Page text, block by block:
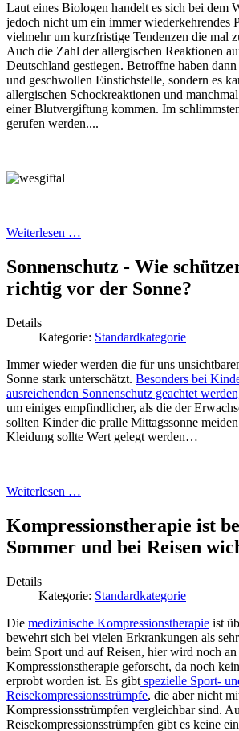
Laut eines Biologen handelt es sich bei dem
jedoch nicht um ein immer wiederkehrendes
vielmehr um kurzfristige Tendenzen die mal
Auch die Zahl der allergischen Reaktionen
Deutschland gestiegen. Betroffne haben
und geschwollen Einstichstelle, sondern es
allergischen Schockreaktionen und
einer Blutvergiftung kommen. Im
gerufen werden....
Weiterlesen …
Sonnenschutz - Wie
richtig vor der Sonne?
Details
Kategorie: Standardkategorie
Immer wieder werden die für uns
Sonne stark unterschätzt. Besonders bei
ausreichenden Sonnenschutz geachtet
um einiges empfindlicher, als die der
sollten Kinder die pralle Mittagssonne
Kleidung sollte Wert gelegt werden…
Weiterlesen …
Kompressionstherapie ist
Sommer und bei Reisen
Details
Kategorie: Standardkategorie
Die medizinische Kompressionstherapie ist
bewehrt sich bei vielen Erkrankungen als
beim Sport und auf Reisen, hier wird noch an
Kompressionstherapie geforscht, da noch
erprobt worden ist. Es gibt spezielle Sport-
Reisekompressionsstrümpfe, die aber nicht
Kompressionsstrümpfen vergleichbar sind.
Reisekompressionsstrümpfen gibt es keine